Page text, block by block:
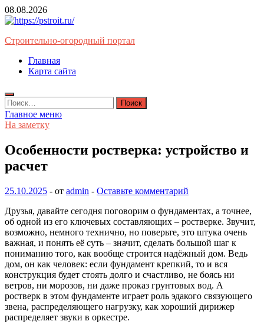
Перейти
к
08.08.2026
Строительно-огородный портал
Главная
Карта сайта
Найти:
Главное меню
На заметку
Особенности ростверка: устройство и
расчет
25.10.2025 - от admin - Оставьте комментарий
Друзья, давайте сегодня поговорим о фундаментах, а точнее,
об одной из его ключевых составляющих – ростверке. Звучит,
возможно, немного технично, но поверьте, это штука очень
важная, и понять её суть – значит, сделать большой шаг к
пониманию того, как вообще строится надёжный дом. Ведь
дом, он как человек: если фундамент крепкий, то и вся
конструкция будет стоять долго и счастливо, не боясь ни
ветров, ни морозов, ни даже проказ грунтовых вод. А
ростверк в этом фундаменте играет роль эдакого связующего
звена, распределяющего нагрузку, как хороший дирижер
распределяет звуки в оркестре.